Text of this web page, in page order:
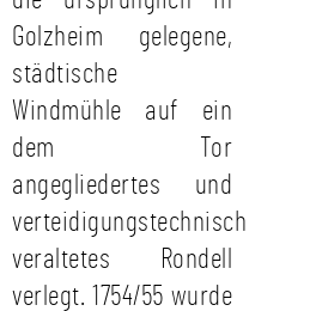
Golzheim gelegene,
städtische
Windmühle auf ein
dem Tor
angegliedertes und
verteidigungstechnisch
veraltetes Rondell
verlegt. 1754/55 wurde